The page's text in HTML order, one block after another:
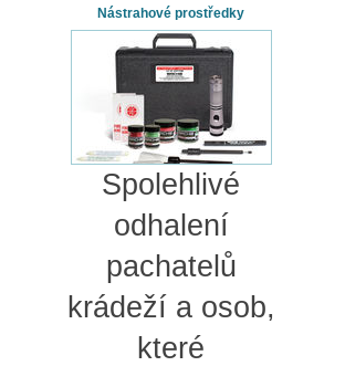
Nástrahové prostředky
Spolehlivé
odhalení
pachatelů
krádeží a osob,
které